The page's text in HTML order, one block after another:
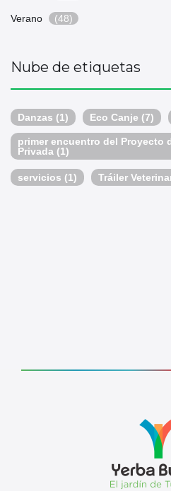
Verano (48)
Nube de etiquetas
Danzas (1) Eco Canje (7)
primer encuentro del Proyecto
Privada (1)
servicios (1) Tráiler